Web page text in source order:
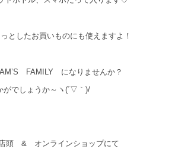
としたお買いものにも使えますよ！
FAMILY になりませんか？
がでしょうか～ヽ(´▽｀)/
頭 & オンラインショップにて